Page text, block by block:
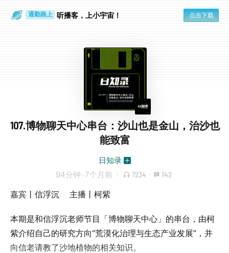
通勤路上 听播客，上小宇宙！ 点击下载
107.博物聊天中心串台：沙山也是金山，治沙也
能致富
日知录
94分钟 · 7个月前 7234 · 142
嘉宾丨信浮沉 主播丨柯紫
本期是和信浮沉老师节目「博物聊天中心」的串台，由柯
紫介绍自己的研究方向“荒漠化治理与生态产业发展”，并
向信老请教了沙地植物的相关知识。